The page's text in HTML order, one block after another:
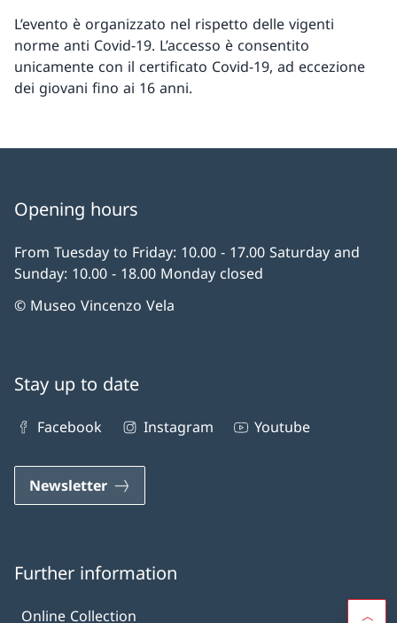
L’evento è organizzato nel rispetto delle vigenti
norme anti Covid-19. L’accesso è consentito
unicamente con il certificato Covid-19, ad eccezione
dei giovani fino ai 16 anni.
Opening hours
From Tuesday to Friday: 10.00 - 17.00 Saturday and
Sunday: 10.00 - 18.00 Monday closed
© Museo Vincenzo Vela
Stay up to date
Facebook Instagram Youtube
Newsletter
Further information
Online Collection